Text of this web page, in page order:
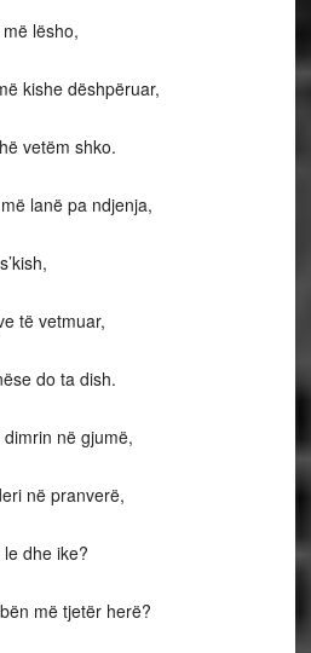
lësho,
kishe dëshpëruar,
vetëm shko.
lanë pa ndjenja,
të vetmuar,
do ta dish.
në gjumë,
në pranverë,
dhe ike?
më tjetër herë?